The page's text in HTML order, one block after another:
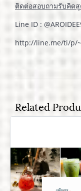
ติดต่อสอบถามรับคิด
Line ID :
http://line.me/ti/p/
Related